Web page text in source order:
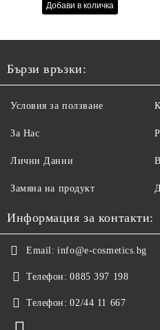
Бързи връзки:
Условия за ползване
За Нас
Лични Данни
Замяна на продукт
Информация за контакти:
Email: info@e-cosmetics.bg
Телефон: 0885 397 198
Телефон: 02/44 11 667